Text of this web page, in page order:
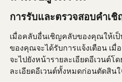
การรับและตรวจสอบคำเ
เมื่อคลับอื่นเชิญคลับของคุณให้เ
ของคุณจะได้รับการแจ้งเตือน เ
จะไปยังหน้ารายละเอียดอีเวนต์
ละเอียดอีเวนต์ทั้งหมดก่อนตัดสินใ